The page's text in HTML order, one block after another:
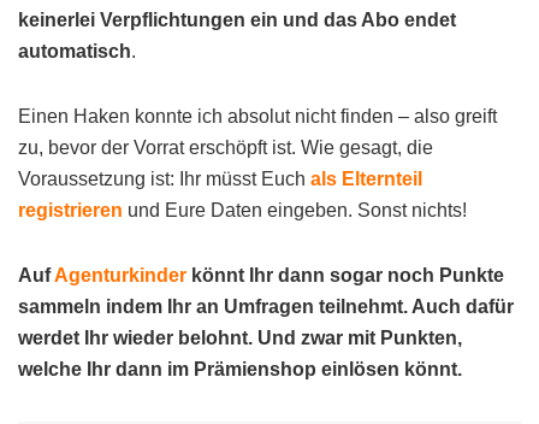
keinerlei Verpflichtungen ein und das Abo endet
automatisch.
Einen Haken konnte ich absolut nicht finden – also greift
zu, bevor der Vorrat erschöpft ist. Wie gesagt, die
Voraussetzung ist: Ihr müsst Euch als Elternteil
registrieren und Eure Daten eingeben. Sonst nichts!
AufAgenturkinder könnt Ihr dann sogar noch Punkte
sammeln indem Ihr an Umfragen teilnehmt. Auch dafür
werdet Ihr wieder belohnt. Und zwar mit Punkten,
welche Ihr dann im Prämienshop einlösen könnt.